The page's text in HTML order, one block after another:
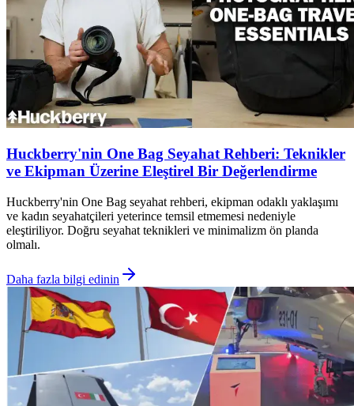
Huckberry'nin One Bag Seyahat Rehberi: Teknikler
ve Ekipman Üzerine Eleştirel Bir Değerlendirme
Huckberry'nin One Bag seyahat rehberi, ekipman odaklı yaklaşımı
ve kadın seyahatçileri yeterince temsil etmemesi nedeniyle
eleştiriliyor. Doğru seyahat teknikleri ve minimalizm ön planda
olmalı.
Daha fazla bilgi edinin